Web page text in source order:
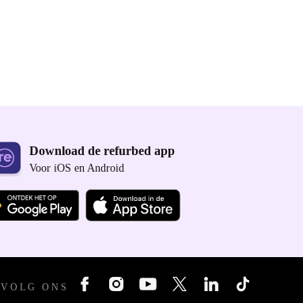
Download de refurbed app
Voor iOS en Android
VOLG ONS